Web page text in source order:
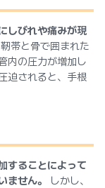
しびれや痛みが現
帯と骨で囲まれた
内の圧力が増加し
迫されると、手根
することによって
ません。
しかし、